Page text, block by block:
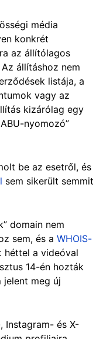
média
konkrét
az állítólagos
állításhoz nem
listája, a
vagy az
kizárólag egy
nyomozó”
be az esetről, és
sem sikerült semmit
domain nem
sem, és a WHOIS-
héttel a videóval
14-én hozták
jelent meg új
Instagram- és X-